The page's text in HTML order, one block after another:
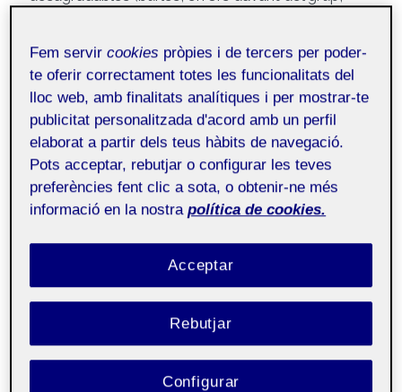
De manera individual, l’alumnat ha escrit una frase
que considerava que podria ajudar
emocionalment la persona que viu aquella
situació. Posteriorment, s’ha fet una posada en
comú en cercle, on s’han compartit les frases i s’ha
reflexionat conjuntament sobre per què algunes
paraules “curen” i d’altres poden fer mal.
El/la psicopedagog/a ha guiat la reflexió,
Objectius
Fem servircookies pròpies i de tercers per poder-
te oferir correctament totes les funcionalitats del
lloc web, amb finalitats analítiques i per mostrar-te
publicitat personalitzada d'acord amb un perfil
elaborat a partir dels teus hàbits de navegació.
Pots acceptar, rebutjar o configurar les teves
preferències fent clic a sota, o obtenir-ne més
informació en la nostra política de cookies.
Rebutjar
Acceptar
Configurar